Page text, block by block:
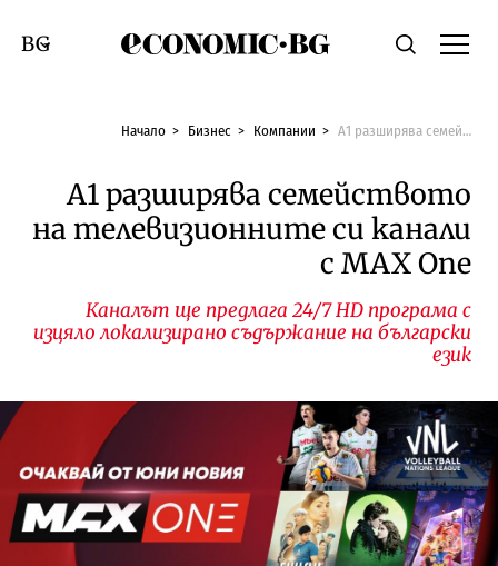
Economic.bgТърсене
Смяна на език
Начало Бизнес Компании А1 разширява семейството на телевизионните си канали с MAX One
А1 разширява семейството
на телевизионните си канали
с MAX One
Каналът ще предлага 24/7 HD програма с
изцяло локализирано съдържание на български
език